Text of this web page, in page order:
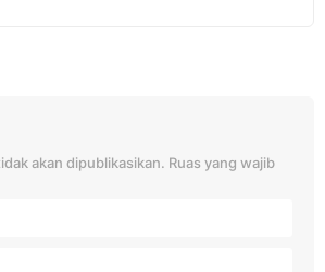
akan dipublikasikan. Ruas yang wajib